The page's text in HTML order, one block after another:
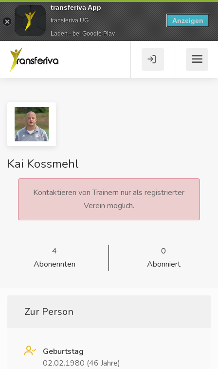
Kai Kossmehl
Kontaktieren von Trainern nur als registrierter
Verein möglich.
4
Abonennten
0
Abonniert
Zur Person
Geburtstag
02.02.1980 (46 Jahre)
transferiva App
transferiva UG
Laden - bei Google Play
Anzeigen